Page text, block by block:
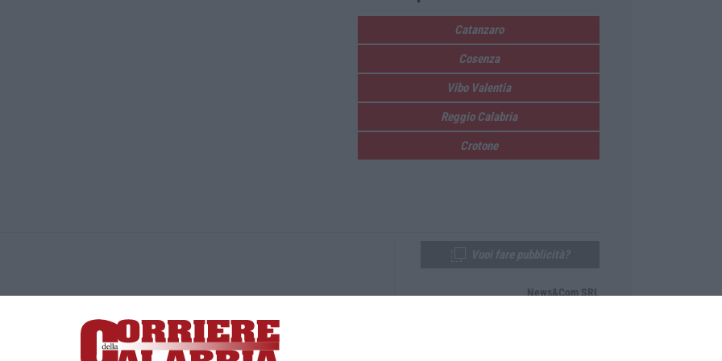
Catanzaro
Cosenza
Vibo Valentia
Reggio Calabria
Crotone
Lamezia Terme (CZ)
responsabile Paola Militano |Privacy
News&Com SRL